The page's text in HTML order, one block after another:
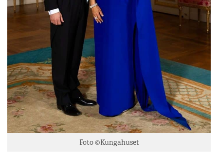
Foto ©Kungahuset